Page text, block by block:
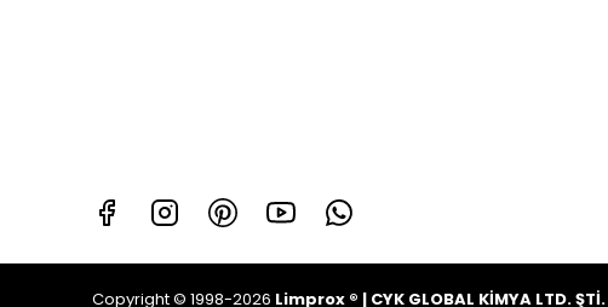
Copyright © 1998-2026 Limprox ® | CYK GLOBAL KİMYA LTD. ŞTİ.